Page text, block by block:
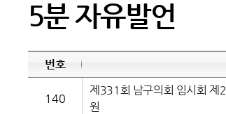
5분 자유발언
번호
140
제331회 남구의회 임시회 제
원